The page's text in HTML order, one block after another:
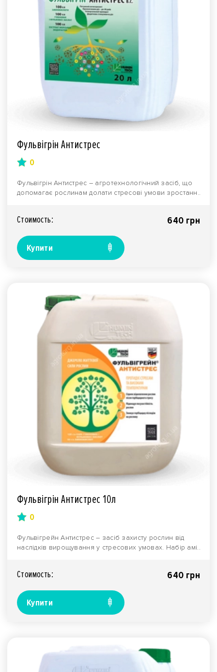
Фульвігрін Антистрес
0
Фульвігрін Антистрес – агротехнологічний засіб, що
допомагає рослинам долати стресові умови зростанн..
Стоимость: 640 грн
Купити
Фульвігрін Антистрес 10л
0
Фульвігрейн Антистрес – засіб захисту рослин від
наслідків вирощування у стресових умовах. Набір амі..
Стоимость: 640 грн
Купити